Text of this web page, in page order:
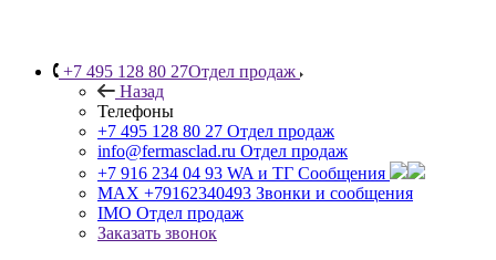
+7 495 128 80 27Отдел продаж
Назад
Телефоны
+7 495 128 80 27 Отдел продаж
info@fermasclad.ru Отдел продаж
+7 916 234 04 93 WA и ТГ Сообщения
MAX +79162340493 Звонки и сообщения
IMO Отдел продаж
Заказать звонок